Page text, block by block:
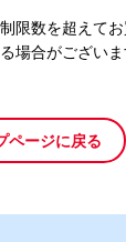
限数を超えて
場合がござい
ページに戻る